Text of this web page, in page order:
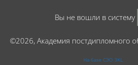
Вы не вошли в систему
©2026, Академия
На базе СЭО 3KL